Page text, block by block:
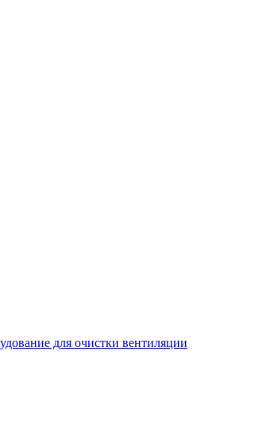
для очистки вентиляции